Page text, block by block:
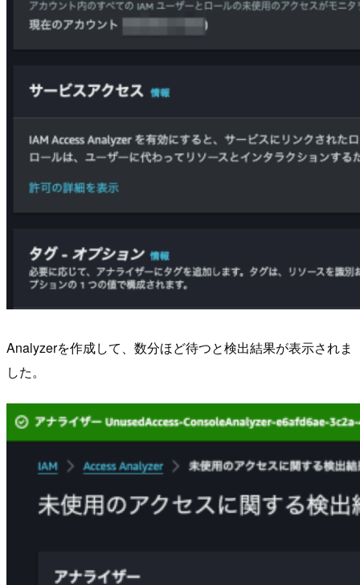
Analyzerを作成して、数分ほど待つと検出結果が表示されま
した。